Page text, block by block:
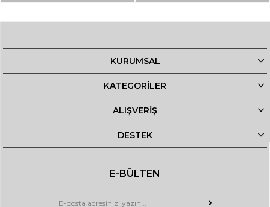
KURUMSAL
KATEGORİLER
ALIŞVERİŞ
DESTEK
E-BÜLTEN